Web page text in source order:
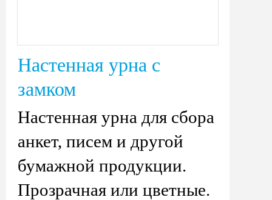
Настенная урна с
замком
Настенная урна для сбора
анкет, писем и другой
бумажной продукции.
Прозрачная или цветные.